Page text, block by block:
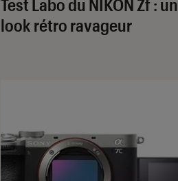
Test Labo du NIKON Zf : un
look rétro ravageur